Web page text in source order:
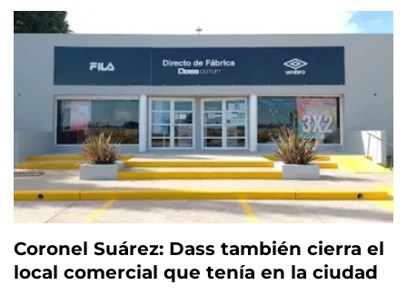
Coronel Suárez: Dass también cierra el
local comercial que tenía en la ciudad